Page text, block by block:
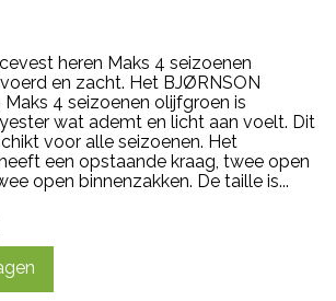
heren Maks 4 seizoenen
en zacht. Het BJØRNSON
Maks 4 seizoenen olijfgroen is
wat ademt en licht aan voelt. Dit
voor alle seizoenen. Het
een opstaande kraag, twee open
open binnenzakken. De taille is...